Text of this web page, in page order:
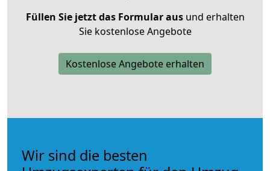
Füllen Sie jetzt das Formular ausund erhalten
Sie kostenlose Angebote
Kostenlose Angebote erhalten
Wir sind die besten